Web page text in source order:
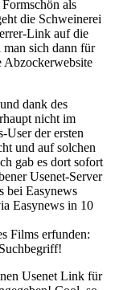
als
die Schweinerei
Link auf die
man sich dann für
Abzockerwebsite
dank des
nicht im
User der ersten
und auf solchen
gab es dort sofort
Usenet-Server
bei Easynews
Easynews in 10
Films erfunden:
Usenet Link für